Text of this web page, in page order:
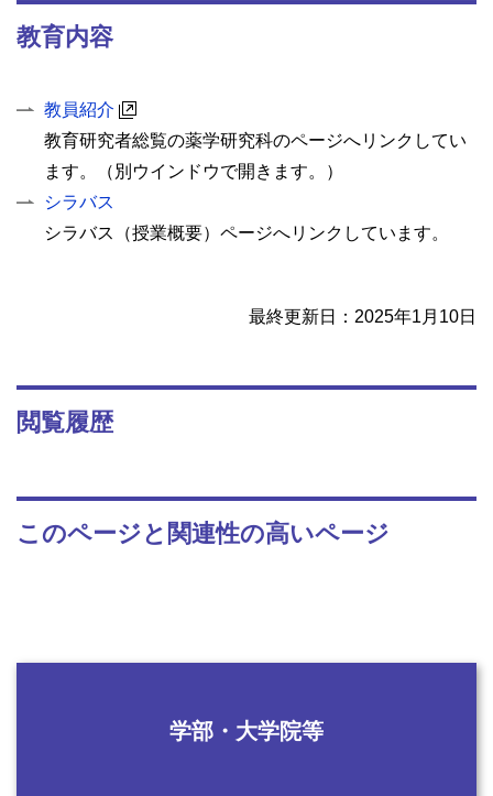
教育内容
教員紹介
教育研究者総覧の薬学研究科のページへリンクしてい
ます。（別ウインドウで開きます。）
シラバス
シラバス（授業概要）ページへリンクしています。
最終更新日：2025年1月10日
閲覧履歴
このページと関連性の高いページ
学部・大学院等